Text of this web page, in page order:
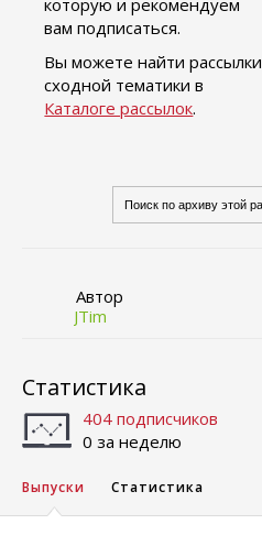
которую и рекомендуем
вам подписаться.
Вы можете найти рассылки
сходной тематики в
Каталоге рассылок.
Автор
JTim
Статистика
404 подписчиков
0 за неделю
Выпуски Статистика